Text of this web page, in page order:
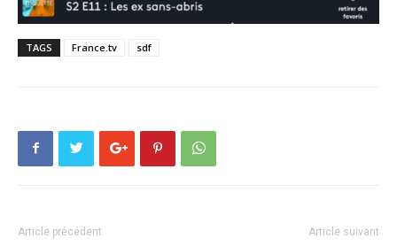
TAGS France.tv sdf
Article précédent Article suivant